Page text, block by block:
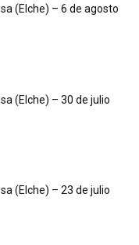
(Elche) – 6 de agosto
(Elche) – 30 de julio
(Elche) – 23 de julio